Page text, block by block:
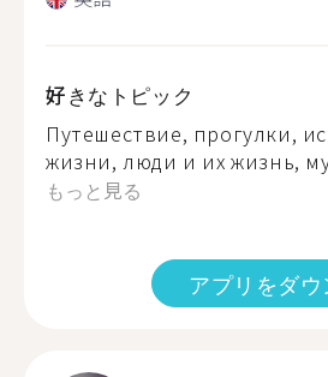
好きなトピック
Путешествие, прогулки,
жизни, люди и их жизнь,
もっと見る
アプリをダ